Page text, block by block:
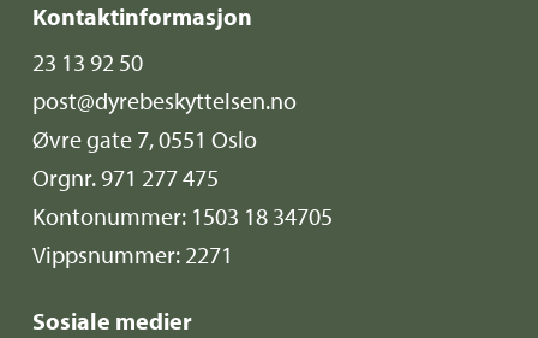
Kontaktinformasjon
23 13 92 50
post@dyrebeskyttelsen.no
Øvre gate 7, 0551 Oslo
Orgnr. 971 277 475
Kontonummer: 1503 18 34705
Vippsnummer: 2271
Sosiale medier